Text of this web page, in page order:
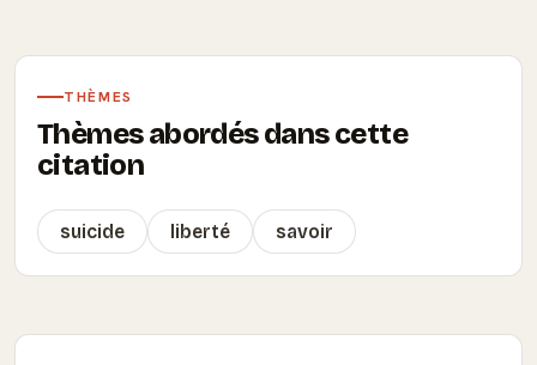
THÈMES
Thèmes abordés dans cette
citation
suicide liberté savoir